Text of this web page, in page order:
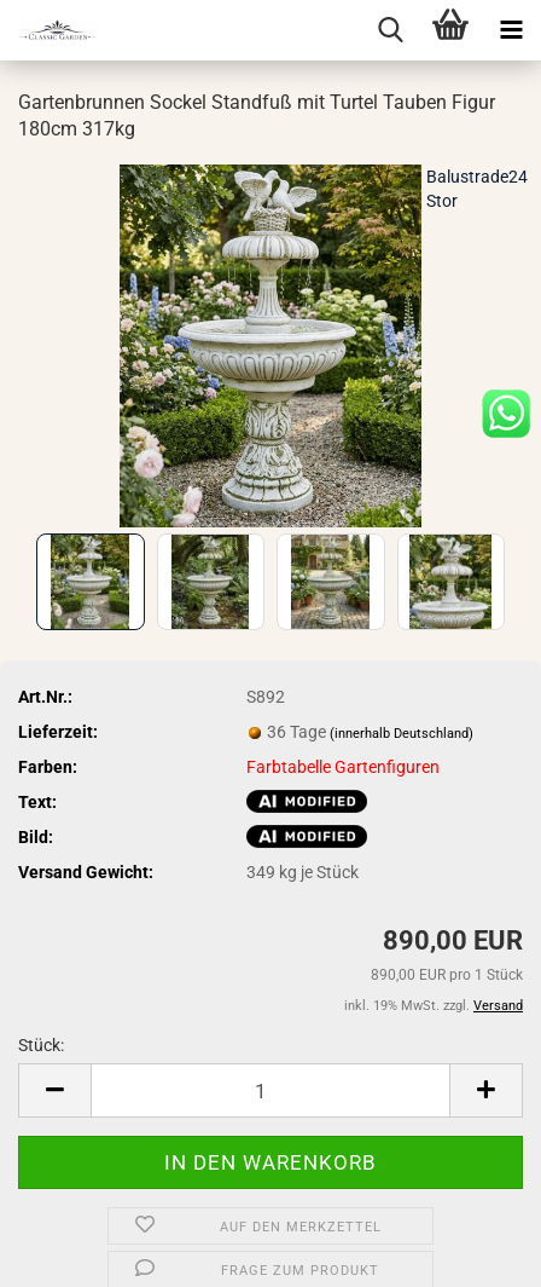
Gar­ten­brun­nen So­ckel Stand­fuß mit Tur­tel Tau­ben Figur
180cm 317kg
Balustrade24
Stor
Art.Nr.:
S892
Lieferzeit:
36 Tage(innerhalb Deutschland)
Farben:
Farbtabelle Gartenfiguren
Text:
Bild:
Versand Gewicht:
349 kg je Stück
890,00 EUR
890,00 EUR pro 1 Stück
inkl. 19% MwSt. zzgl. Versand
Stück:
AUF DEN MERKZETTEL
FRAGE ZUM PRODUKT